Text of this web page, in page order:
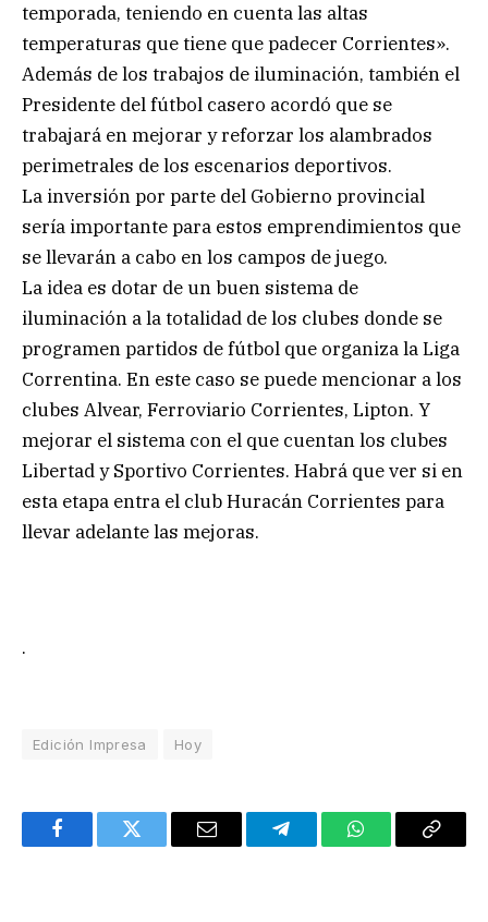
temporada, teniendo en cuenta las altas
temperaturas que tiene que padecer Corrientes».
Además de los trabajos de iluminación, también el
Presidente del fútbol casero acordó que se
trabajará en mejorar y reforzar los alambrados
perimetrales de los escenarios deportivos.
La inversión por parte del Gobierno provincial
sería importante para estos emprendimientos que
se llevarán a cabo en los campos de juego.
La idea es dotar de un buen sistema de
iluminación a la totalidad de los clubes donde se
programen partidos de fútbol que organiza la Liga
Correntina. En este caso se puede mencionar a los
clubes Alvear, Ferroviario Corrientes, Lipton. Y
mejorar el sistema con el que cuentan los clubes
Libertad y Sportivo Corrientes. Habrá que ver si en
esta etapa entra el club Huracán Corrientes para
llevar adelante las mejoras.
.
Edición Impresa Hoy
FacebookTwitter Email TelegramWhatsAppCopy